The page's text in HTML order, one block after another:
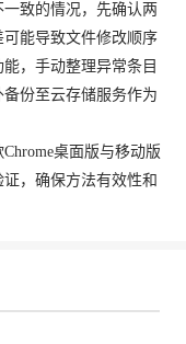
致的情况，先确认两
能导致文件修改顺序
，手动整理异常条目
份至云存储服务作为
桌面版与移动版
，确保方法有效性和